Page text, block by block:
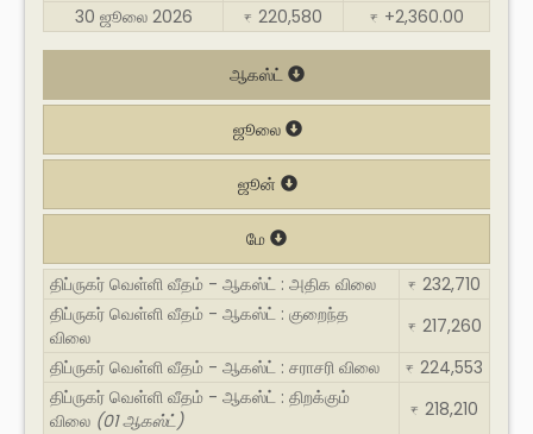
30 ஜூலை 2026
₹ 220,580 ₹ +2,360.00
ஆகஸ்ட்
ஜூலை
ஜூன்
மே
திப்ருகர் வெள்ளி வீதம் - ஆகஸ்ட் : அதிக விலை
₹ 232,710
திப்ருகர் வெள்ளி வீதம் - ஆகஸ்ட் : குறைந்த
விலை
₹ 217,260
திப்ருகர் வெள்ளி வீதம் - ஆகஸ்ட் : சராசரி விலை
₹ 224,553
திப்ருகர் வெள்ளி வீதம் - ஆகஸ்ட் : திறக்கும்
விலை (01 ஆகஸ்ட்) ₹ 218,210